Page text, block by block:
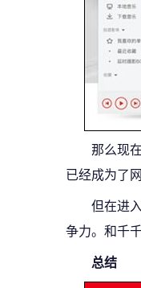
那么现
已经成为了
但在进
争力。和千
总结